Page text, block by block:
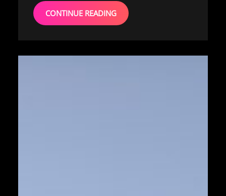
CONTINUE READING